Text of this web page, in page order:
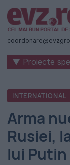
Știri
naționale
România
-
Evenimentul
Zilei
▼ Proiecte
INTERNATIONAL
Arma
Rusiei,
lui Putin